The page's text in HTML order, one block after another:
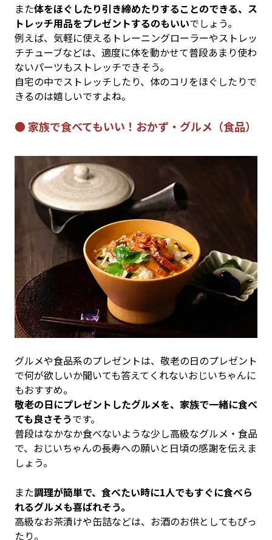
また体をほぐしたり引き締めたりすることのできる、ス
トレッチ用品をプレゼントするのもいいでしょう。
例えば、気軽に使えるトレーニングローラーやストレッ
チチューブなどは、適度に体を動かせて普段あまり使わ
ないパーツもストレッチできそう。
自宅の中でストレッチしたり、体のコリをほぐしたりで
きるのは嬉しいですよね。
● 家族で食べてもいい！おかず・グルメ（食品）
グルメや食品系のプレゼントは、敬老の日のプレゼント
で何が欲しいか聞いても答えてくれないおじいちゃんに
もおすすめ。
敬老の日にプレゼントしたグルメを、家族で一緒に食べ
ても良さそうです。
普段はなかなか食べないような少し高級なグルメ・食品
で、おじいちゃんの長寿への願いと日頃の感謝を伝えま
しょう。
また調理が簡単で、食べたい時に1人でもすぐに食べら
れるグルメも喜ばれそう。
高級なお茶漬けや缶詰などは、お酒のお供としてもぴっ
たり。